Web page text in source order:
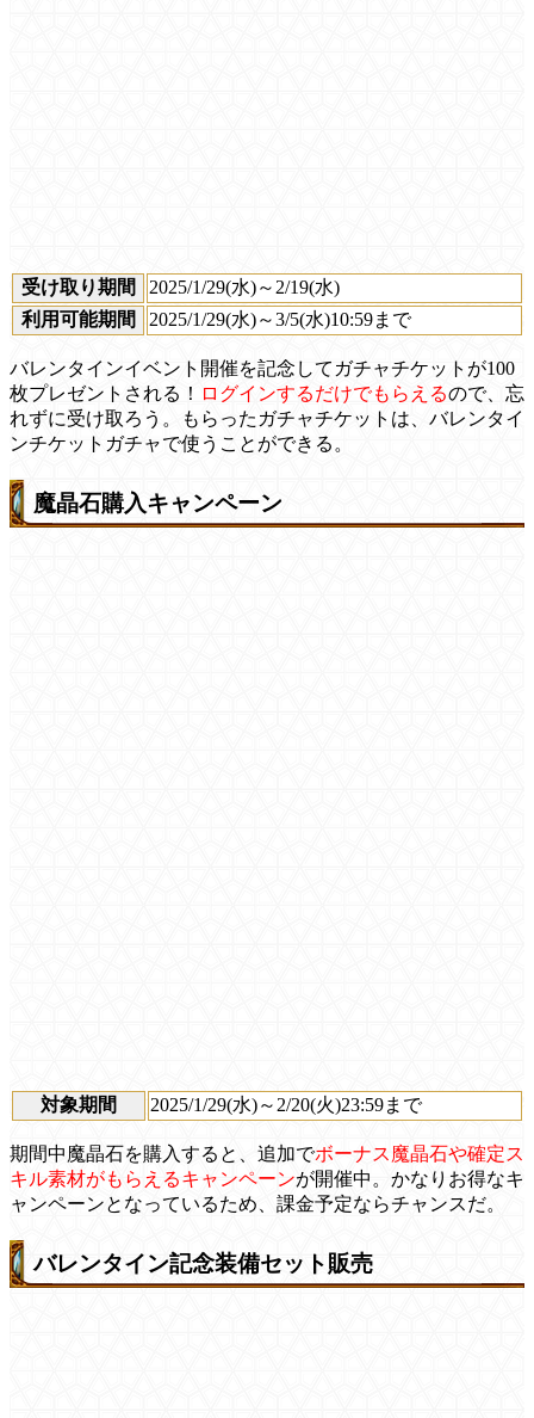
受け取り期間
2025/1/29(水)～2/19(水)
利用可能期間
2025/1/29(水)～3/5(水)10:59まで
バレンタインイベント開催を記念してガチャチケットが100
枚プレゼントされる！ ログインするだけでもらえるので、忘
れずに受け取ろう。もらったガチャチケットは、バレンタイ
ンチケットガチャで使うことができる。
魔晶石購入キャンペーン
対象期間 2025/1/29(水)～2/20(火)23:59まで
期間中魔晶石を購入すると、追加でボーナス魔晶石や確定ス
キル素材がもらえるキャンペーンが開催中。かなりお得なキ
ャンペーンとなっているため、課金予定ならチャンスだ。
バレンタイン記念装備セット販売